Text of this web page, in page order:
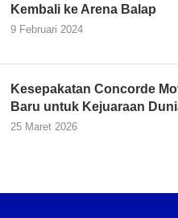
Kembali ke Arena Balap
9 Februari 2024
Kesepakatan Concorde
Baru untuk Kejuaraan
25 Maret 2026